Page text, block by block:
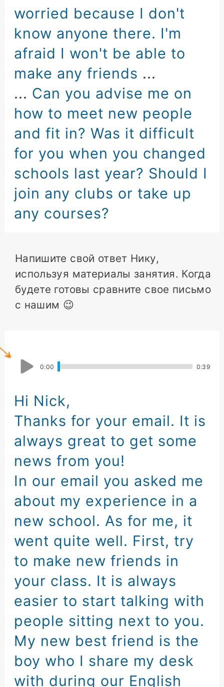
worried because I don't
know anyone there. I'm
afraid I won't be able to
make any friends ...
... Can you advise me on
how to meet new people
and fit in? Was it difficult
for you when you changed
schools last year? Should I
join any clubs or take up
any courses?
Напишите свой ответ Нику,
используя материалы занятия. Когда
будете готовы сравните свое письмо
с нашим 😉
0:00 0:39
Hi Nick,
Thanks for your email. It is
always great to get some
news from you!
In our email you asked me
about my experience in a
new school. As for me, it
went quite well. First, try
to make new friends in
your class. It is always
easier to start talking with
people sitting next to you.
My new best friend is the
boy who I share my desk
with during our English